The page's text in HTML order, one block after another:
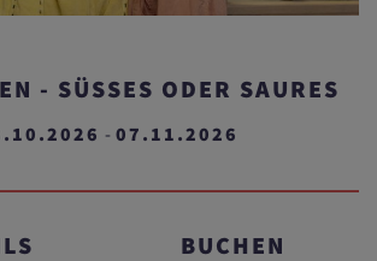
- SÜSSES ODER SAURES
- 07.11.2026
BUCHEN